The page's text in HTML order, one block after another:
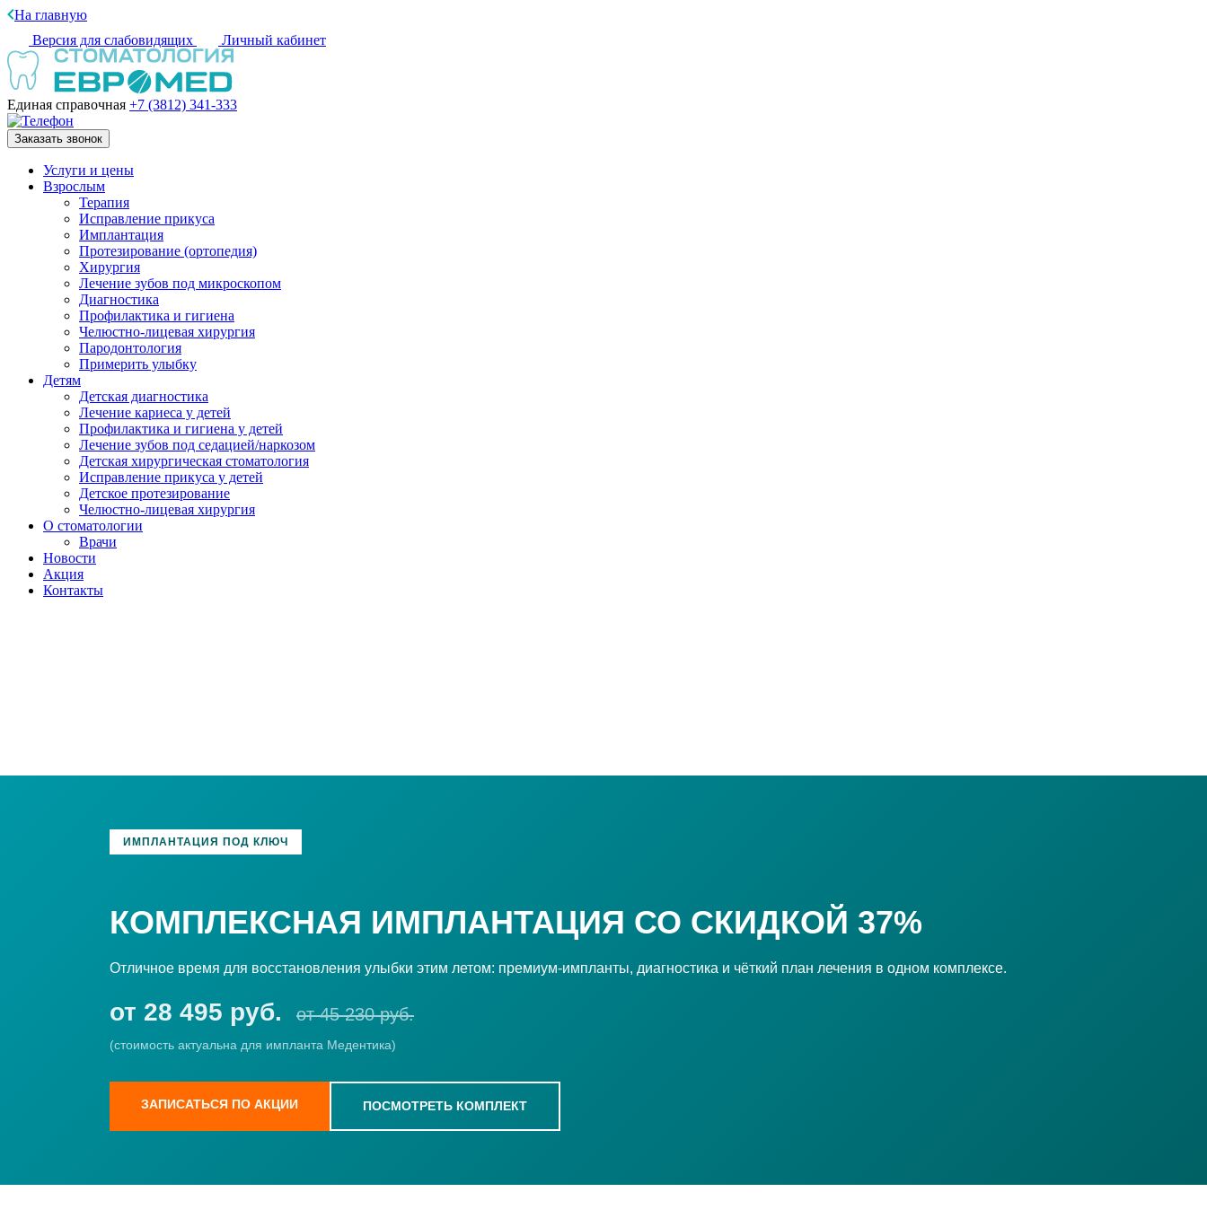
На главную
Версия для слабовидящих
Личный кабинет
Единая справочная +7 (3812) 341-333
Заказать звонок
Услуги и цены
Взрослым
Терапия
Исправление прикуса
Имплантация
Протезирование (ортопедия)
Хирургия
Лечение зубов под микроскопом
Диагностика
Профилактика и гигиена
Челюстно-лицевая хирургия
Пародонтология
Примерить улыбку
Детям
Детская диагностика
Лечение кариеса у детей
Профилактика и гигиена у детей
Лечение зубов под седацией/наркозом
Детская хирургическая стоматология
Исправление прикуса у детей
Детское протезирование
Челюстно-лицевая хирургия
О стоматологии
Врачи
Новости
Акция
Контакты
ИМПЛАНТАЦИЯ ПОД КЛЮЧ
КОМПЛЕКСНАЯ ИМПЛАНТАЦИЯ СО СКИДКОЙ 37%
Отличное время для восстановления улыбки этим летом: премиум-импланты, диагностика и чёткий план лечения в одном комплексе.
от 28 495 руб. от 45 230 руб.
(стоимость актуальна для импланта Медентика)
ЗАПИСАТЬСЯ ПО АКЦИИ ПОСМОТРЕТЬ КОМПЛЕКТ